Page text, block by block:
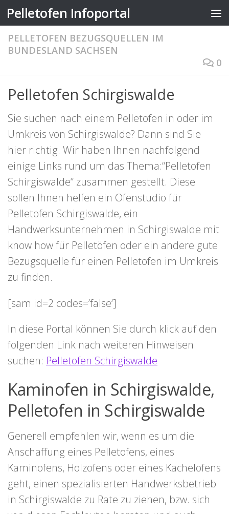
Zum Inhalt springen
Pelletofen Infoportal
PELLETOFEN BEZUGSQUELLEN IM
BUNDESLAND SACHSEN
0
Pelletofen Schirgiswalde
Sie suchen nach einem Pelletofen in oder im
Umkreis von Schirgiswalde? Dann sind Sie
hier richtig. Wir haben Ihnen nachfolgend
einige Links rund um das Thema:“Pelletofen
Schirgiswalde“ zusammen gestellt. Diese
sollen Ihnen helfen ein Ofenstudio für
Pelletofen Schirgiswalde, ein
Handwerksunternehmen in Schirgiswalde mit
know how für Pelletöfen oder ein andere gute
Bezugsquelle für einen Pelletofen im Umkreis
zu finden.
[sam id=2 codes=’false‘]
In diese Portal können Sie durch klick auf den
folgenden Link nach weiteren Hinweisen
suchen: Pelletofen Schirgiswalde
Kaminofen in Schirgiswalde,
Pelletofen in Schirgiswalde
Generell empfehlen wir, wenn es um die
Anschaffung eines Pelletofens, eines
Kaminofens, Holzofens oder eines Kachelofens
geht, einen spezialisierten Handwerksbetrieb
in Schirgiswalde zu Rate zu ziehen, bzw. sich